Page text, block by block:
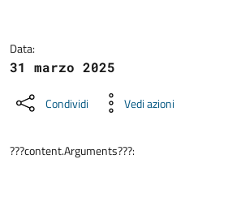
Data:
31 marzo 2025
Condividi Vedi azioni
???content.Arguments???: